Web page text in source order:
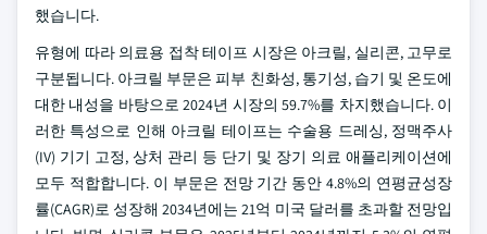
했습니다.
유형에 따라 의료용 접착 테이프 시장은 아크릴, 실리콘, 고무로
구분됩니다. 아크릴 부문은 피부 친화성, 통기성, 습기 및 온도에
대한 내성을 바탕으로 2024년 시장의 59.7%를 차지했습니다. 이
러한 특성으로 인해 아크릴 테이프는 수술용 드레싱, 정맥주사
(IV) 기기 고정, 상처 관리 등 단기 및 장기 의료 애플리케이션에
모두 적합합니다. 이 부문은 전망 기간 동안 4.8%의 연평균성장
률(CAGR)로 성장해 2034년에는 21억 미국 달러를 초과할 전망입